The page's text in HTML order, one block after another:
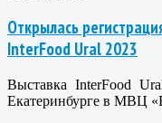
Открылась
InterFood Ural 2023
Выставка InterFood
Екатеринбурге в МВЦ